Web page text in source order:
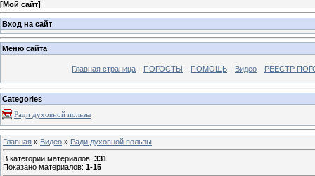
[Мой сайт]
Вход на сайт
Меню сайта
Главная страница ПОГОСТЫ ПОМОЩЬ Видео РЕЕСТР
Categories
Ради духовной пользы
Главная » Видео » Ради духовной пользы
В категории материалов: 331
Показано материалов: 1-15